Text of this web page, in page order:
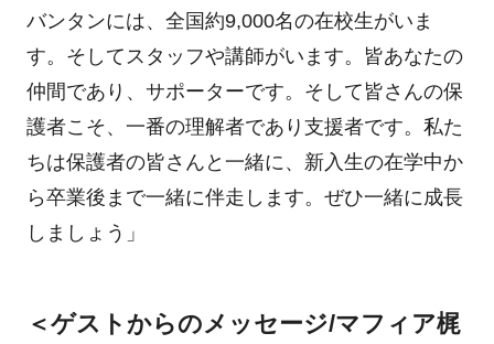
バンタンには、全国約9,000名の在校生がいま
す。そしてスタッフや講師がいます。皆あなたの
仲間であり、サポーターです。そして皆さんの保
護者こそ、一番の理解者であり支援者です。私た
ちは保護者の皆さんと一緒に、新入生の在学中か
ら卒業後まで一緒に伴走します。ぜひ一緒に成長
しましょう」
＜ゲストからのメッセージ/マフィア梶